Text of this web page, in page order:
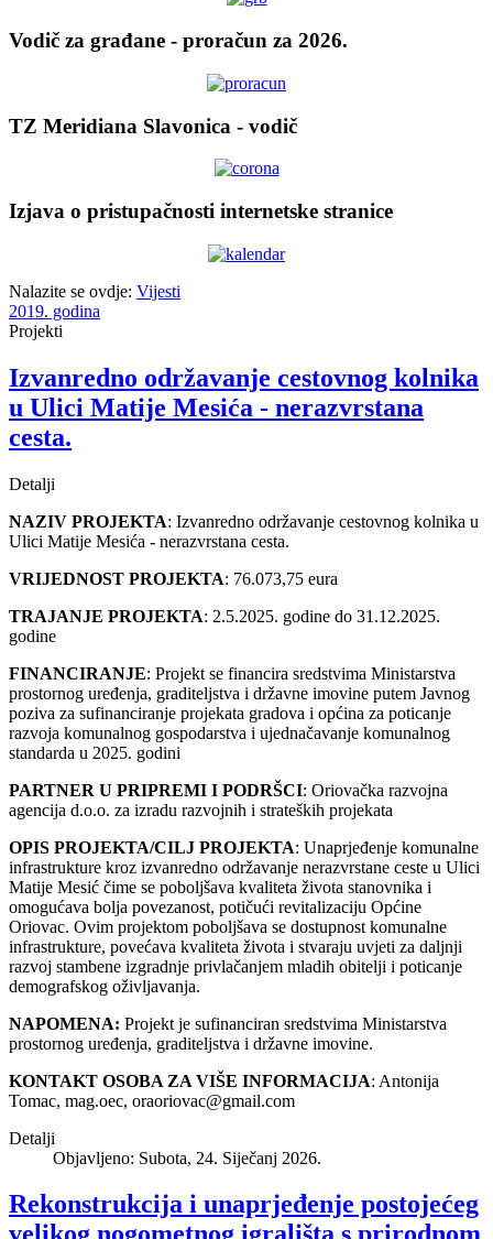
Vodič za građane - proračun za 2026.
TZ Meridiana Slavonica - vodič
Izjava o pristupačnosti internetske stranice
Nalazite se ovdje: Vijesti
2019. godina
Projekti
Izvanredno održavanje cestovnog kolnika
u Ulici Matije Mesića - nerazvrstana
cesta.
Detalji
NAZIV PROJEKTA: Izvanredno održavanje cestovnog kolnika u
Ulici Matije Mesića - nerazvrstana cesta.
VRIJEDNOST PROJEKTA: 76.073,75 eura
TRAJANJE PROJEKTA: 2.5.2025. godine do 31.12.2025.
godine
FINANCIRANJE: Projekt se financira sredstvima Ministarstva
prostornog uređenja, graditeljstva i državne imovine putem Javnog
poziva za sufinanciranje projekata gradova i općina za poticanje
razvoja komunalnog gospodarstva i ujednačavanje komunalnog
standarda u 2025. godini
PARTNER U PRIPREMI I PODRŠCI: Oriovačka razvojna
agencija d.o.o. za izradu razvojnih i strateških projekata
OPIS PROJEKTA/CILJ PROJEKTA: Unaprjeđenje komunalne
infrastrukture kroz izvanredno održavanje nerazvrstane ceste u Ulici
Matije Mesić čime se poboljšava kvaliteta života stanovnika i
omogućava bolja povezanost, potičući revitalizaciju Općine
Oriovac. Ovim projektom poboljšava se dostupnost komunalne
infrastrukture, povećava kvaliteta života i stvaraju uvjeti za daljnji
razvoj stambene izgradnje privlačanjem mladih obitelji i poticanje
demografskog oživljavanja.
NAPOMENA: Projekt je sufinanciran sredstvima Ministarstva
prostornog uređenja, graditeljstva i državne imovine.
KONTAKT OSOBA ZA VIŠE INFORMACIJA: Antonija
Tomac, mag.oec, oraoriovac@gmail.com
Detalji
Objavljeno: Subota, 24. Siječanj 2026.
Rekonstrukcija i unaprjeđenje postojećeg